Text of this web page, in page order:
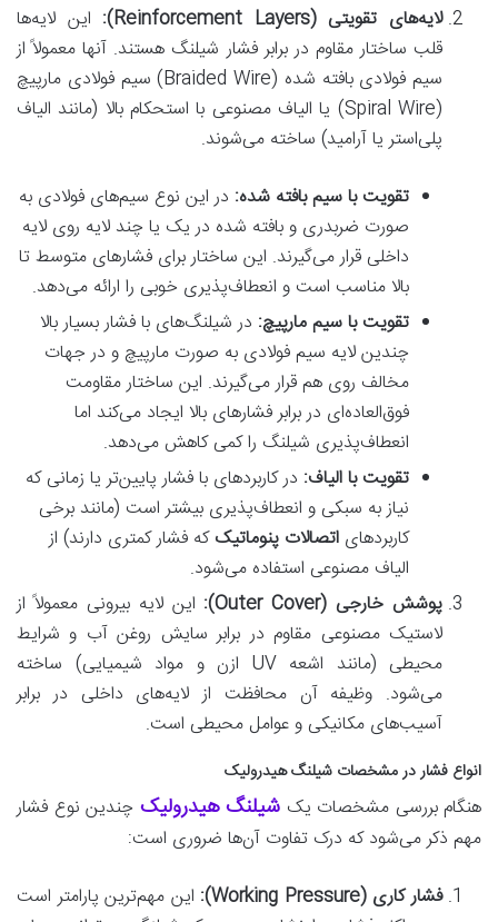
لایه‌های تقویتی (Reinforcement Layers):
این لایه‌ها
قلب ساختار مقاوم در برابر فشار شیلنگ هستند. آنها معمولاً از
سیم فولادی بافته شده (Braided Wire) سیم فولادی مارپیچ
(Spiral Wire) یا الیاف مصنوعی با استحکام بالا (مانند الیاف
پلی‌استر یا آرامید) ساخته می‌شوند.
تقویت با سیم بافته شده: در این نوع سیم‌های فولادی به
صورت ضربدری و بافته شده در یک یا چند لایه روی لایه
داخلی قرار می‌گیرند. این ساختار برای فشارهای متوسط تا
بالا مناسب است و انعطاف‌پذیری خوبی را ارائه می‌دهد.
تقویت با سیم مارپیچ: در شیلنگ‌های با فشار بسیار بالا
چندین لایه سیم فولادی به صورت مارپیچ و در جهات
مخالف روی هم قرار می‌گیرند. این ساختار مقاومت
فوق‌العاده‌ای در برابر فشارهای بالا ایجاد می‌کند اما
انعطاف‌پذیری شیلنگ را کمی کاهش می‌دهد.
تقویت با الیاف: در کاربردهای با فشار پایین‌تر یا زمانی که
نیاز به سبکی و انعطاف‌پذیری بیشتر است (مانند برخی
کاربردهای اتصالات پنوماتیککه فشار کمتری دارند) از
الیاف مصنوعی استفاده می‌شود.
پوشش خارجی (Outer Cover):
این لایه بیرونی معمولاً از
لاستیک مصنوعی مقاوم در برابر سایش روغن آب و شرایط
محیطی (مانند اشعه UV ازن و مواد شیمیایی) ساخته
می‌شود. وظیفه آن محافظت از لایه‌های داخلی در برابر
آسیب‌های مکانیکی و عوامل محیطی است.
انواع فشار در مشخصات شیلنگ هیدرولیک
هنگام بررسی مشخصات یک شیلنگ هیدرولیک چندین نوع فشار
مهم ذکر می‌شود که درک تفاوت آن‌ها ضروری است:
فشار کاری (Working Pressure):
این مهم‌ترین پارامتر است